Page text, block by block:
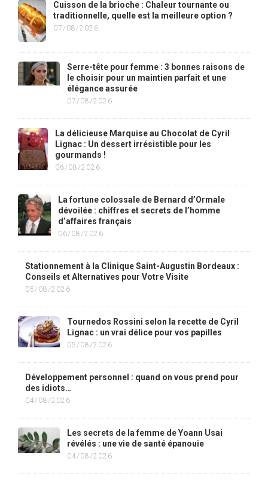
Cuisson de la brioche : Chaleur tournante ou
traditionnelle, quelle est la meilleure option ?
07/08/2026
Serre-tête pour femme : 3 bonnes raisons de
le choisir pour un maintien parfait et une
élégance assurée
07/08/2026
La délicieuse Marquise au Chocolat de Cyril
Lignac : Un dessert irrésistible pour les
gourmands !
06/08/2026
La fortune colossale de Bernard d’Ormale
dévoilée : chiffres et secrets de l’homme
d’affaires français
06/08/2026
Stationnement à la Clinique Saint-Augustin Bordeaux :
Conseils et Alternatives pour Votre Visite
05/08/2026
Tournedos Rossini selon la recette de Cyril
Lignac : un vrai délice pour vos papilles
05/08/2026
Développement personnel : quand on vous prend pour
des idiots…
04/08/2026
Les secrets de la femme de Yoann Usai
révélés : une vie de santé épanouie
04/08/2026